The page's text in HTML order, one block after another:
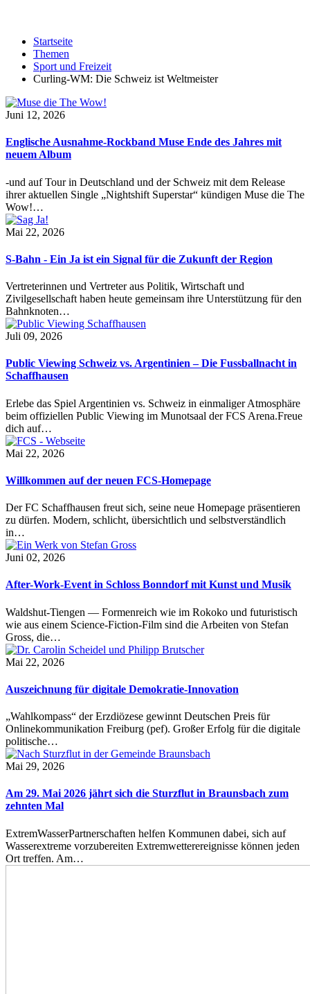
Startseite
Themen
Sport und Freizeit
Curling-WM: Die Schweiz ist Weltmeister
Juni 12, 2026
Englische Ausnahme-Rockband Muse Ende des Jahres mit
neuem Album
-und auf Tour in Deutschland und der Schweiz mit dem Release
ihrer aktuellen Single „Nightshift Superstar“ kündigen Muse die The
Wow!…
Mai 22, 2026
S-Bahn - Ein Ja ist ein Signal für die Zukunft der Region
Vertreterinnen und Vertreter aus Politik, Wirtschaft und
Zivilgesellschaft haben heute gemeinsam ihre Unterstützung für den
Bahnknoten…
Juli 09, 2026
Public Viewing Schweiz vs. Argentinien – Die Fussballnacht in
Schaffhausen
Erlebe das Spiel Argentinien vs. Schweiz in einmaliger Atmosphäre
beim offiziellen Public Viewing im Munotsaal der FCS Arena.Freue
dich auf…
Mai 22, 2026
Willkommen auf der neuen FCS-Homepage
Der FC Schaffhausen freut sich, seine neue Homepage präsentieren
zu dürfen. Modern, schlicht, übersichtlich und selbstverständlich
in…
Juni 02, 2026
After-Work-Event in Schloss Bonndorf mit Kunst und Musik
Waldshut-Tiengen — Formenreich wie im Rokoko und futuristisch
wie aus einem Science-Fiction-Film sind die Arbeiten von Stefan
Gross, die…
Mai 22, 2026
Auszeichnung für digitale Demokratie-Innovation
„Wahlkompass“ der Erzdiözese gewinnt Deutschen Preis für
Onlinekommunikation Freiburg (pef). Großer Erfolg für die digitale
politische…
Mai 29, 2026
Am 29. Mai 2026 jährt sich die Sturzflut in Braunsbach zum
zehnten Mal
ExtremWasserPartnerschaften helfen Kommunen dabei, sich auf
Wasserextreme vorzubereiten Extremwetterereignisse können jeden
Ort treffen. Am…